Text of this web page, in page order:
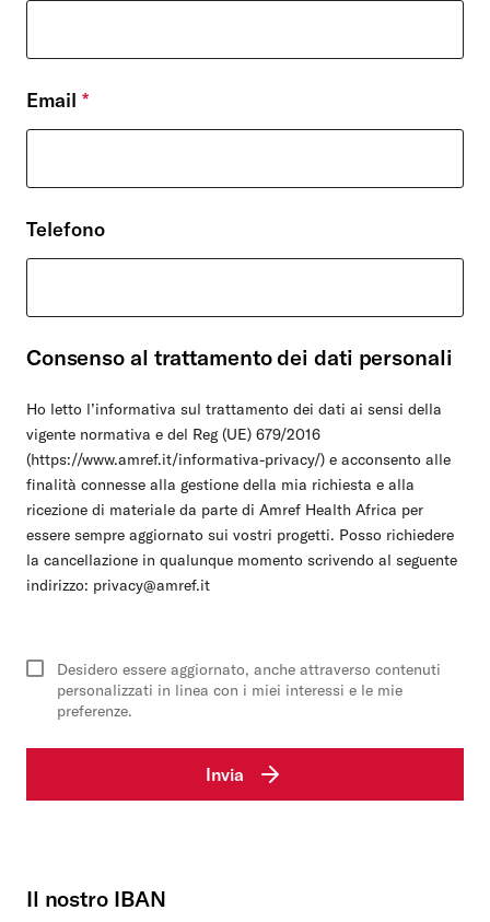
Email *
Telefono
Consenso al trattamento dei dati personali
Ho letto l’informativa sul trattamento dei dati ai sensi della
vigente normativa e del Reg (UE) 679/2016
(https://www.amref.it/informativa-privacy/) e acconsento alle
finalità connesse alla gestione della mia richiesta e alla
ricezione di materiale da parte di Amref Health Africa per
essere sempre aggiornato sui vostri progetti. Posso richiedere
la cancellazione in qualunque momento scrivendo al seguente
indirizzo: privacy@amref.it
Desidero essere aggiornato, anche attraverso contenuti
personalizzati in linea con i miei interessi e le mie
preferenze.
Invia
Il nostro IBAN